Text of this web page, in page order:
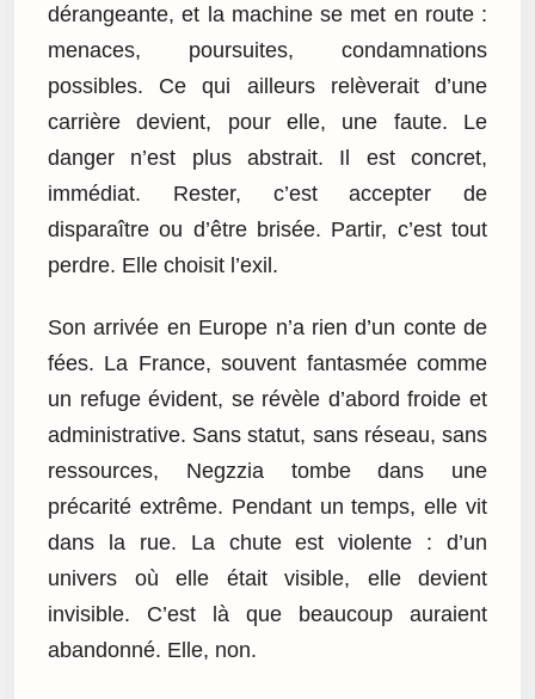
dérangeante, et la machine se met en route :
menaces, poursuites, condamnations
possibles. Ce qui ailleurs relèverait d’une
carrière devient, pour elle, une faute. Le
danger n’est plus abstrait. Il est concret,
immédiat. Rester, c’est accepter de
disparaître ou d’être brisée. Partir, c’est tout
perdre. Elle choisit l’exil.
Son arrivée en Europe n’a rien d’un conte de
fées. La France, souvent fantasmée comme
un refuge évident, se révèle d’abord froide et
administrative. Sans statut, sans réseau, sans
ressources, Negzzia tombe dans une
précarité extrême. Pendant un temps, elle vit
dans la rue. La chute est violente : d’un
univers où elle était visible, elle devient
invisible. C’est là que beaucoup auraient
abandonné. Elle, non.